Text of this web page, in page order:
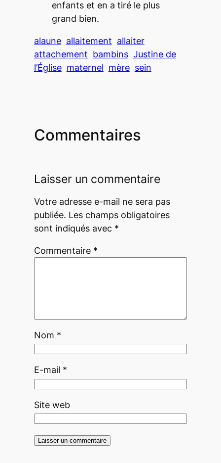
enfants et en a tiré le plus
grand bien.
alaune allaitement allaiter
attachement bambins Justine de
l’Église maternel mère sein
Commentaires
Laisser un commentaire
Votre adresse e-mail ne sera pas
publiée. Les champs obligatoires
sont indiqués avec *
Commentaire *
Nom *
E-mail *
Site web